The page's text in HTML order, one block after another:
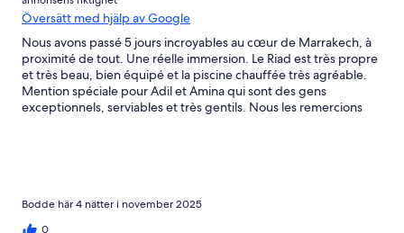
Översätt med hjälp av Google
Nous avons passé 5 jours incroyables au cœur de Marrakech, à
proximité de tout. Une réelle immersion. Le Riad est très propre
et très beau, bien équipé et la piscine chauffée très agréable.
Mention spéciale pour Adil et Amina qui sont des gens
exceptionnels, serviables et très gentils. Nous les remercions
avant notre arrivée. Pour conclure, nous recommandons
vivement ce Riad !
Bodde här 4 nätter i november 2025
0